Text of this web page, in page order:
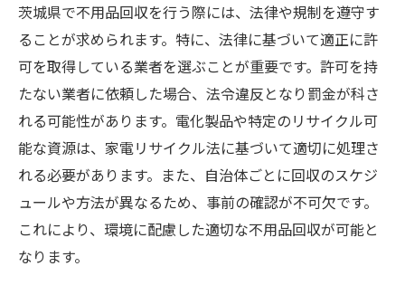
効活用する方法
ライフスタイルに合わせた不用品回収の計
画作り
茨城県での一人暮らしを快適にする収納ア
イデア
不用品回収後のスペース活用法を考える
時間と手間を省く不用品回収の効率的な進
め方
茨城県で不用品回収を行う際には、法律や規制を遵守す
ることが求められます。特に、法律に基づいて適正に許
可を取得している業者を選ぶことが重要です。許可を持
たない業者に依頼した場合、法令違反となり罰金が科さ
れる可能性があります。電化製品や特定のリサイクル可
能な資源は、家電リサイクル法に基づいて適切に処理さ
れる必要があります。また、自治体ごとに回収のスケジ
ュールや方法が異なるため、事前の確認が不可欠です。
これにより、環境に配慮した適切な不用品回収が可能と
なります。